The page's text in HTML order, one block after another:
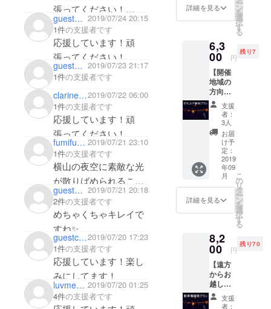
張ってください！
楽しみにしています♡
guest6bbb158f30 2019/07/24 20:15
1件の支援者です
応援しています！頑
張ってください！
gueste08bcbaa26 2019/07/23 21:17
1件の支援者です
clarinet06252019/07/22 06:00
1件の支援者です
応援しています！頑
張ってください！
fumifumi531 2019/07/21 23:10
1件の支援者です
横山の夜空に素敵な光
が散りばめられること
を楽しみにしていま
す。
guest29b39ada0c 2019/07/21 20:18
2件の支援者です
めちゃくちゃキレイで
すね✨
応援しています！頑
張ってください！
guestc0c99eae142019/07/20 17:23
1件の支援者です
応援しています！楽し
みにしてます！
luvmeg68 2019/07/20 01:25
4件の支援者です
の直筆
手紙
詳細を見る ー
ン
を
選
択
す
る
6,3
00 円
残り7
【開催
地域の
方向け
プラ
ン】
LEDス
カイラ
ンタン
打ち上
げ券 1
基（入
場料
込） お
礼メッ
セージ
（報告
支援
者：
3人
お届
け予
定：
2019
年09
月
詳細を見る
こ
の
リ
タ
ー
ン
を
選
択
す
る
8,2
00 円
残り70
【遠方
からお
越しの
方向
け】支援
者：